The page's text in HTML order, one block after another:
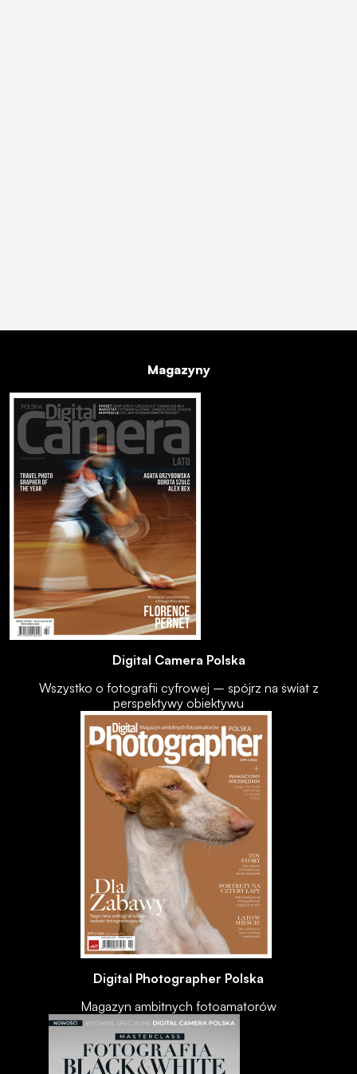
Magazyny
Digital Camera Polska
Wszystko o fotografii cyfrowej – spójrz na świat z
perspektywy obiektywu
Digital Photographer Polska
Magazyn ambitnych fotoamatorów